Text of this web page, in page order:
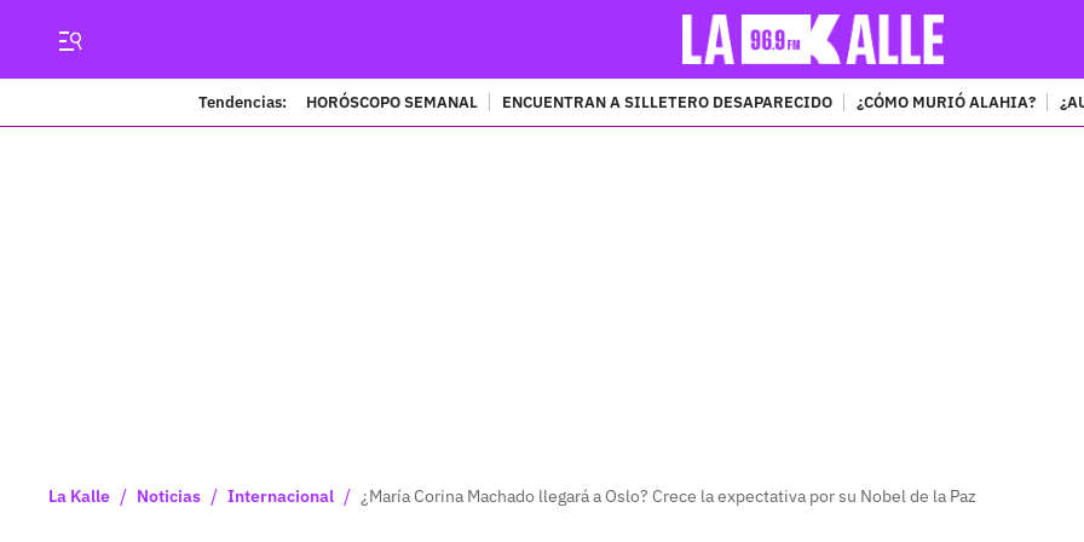
Tendencias: HORÓSCOPO SEMANAL ENCUENTRAN A SILLETERO DESAPARECIDO ¿CÓMO MURIÓ ALAHIA?
La Kalle / Noticias / Internacional / ¿María Corina Machado llegará a Oslo? Crece la expectativa por su Nobel de la Paz